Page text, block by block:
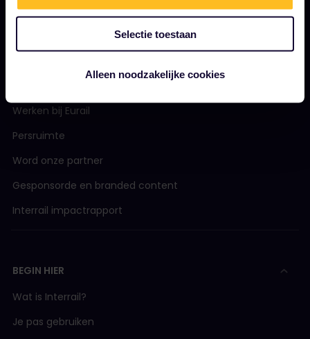
Selectie toestaan
Alleen noodzakelijke cookies
Werken bij Eurail
Persruimte
Word onze partner
Gesponsorde en branded content
Interrail impactrapport
BEGIN HIER
Wat is Interrail?
Je pas gebruiken